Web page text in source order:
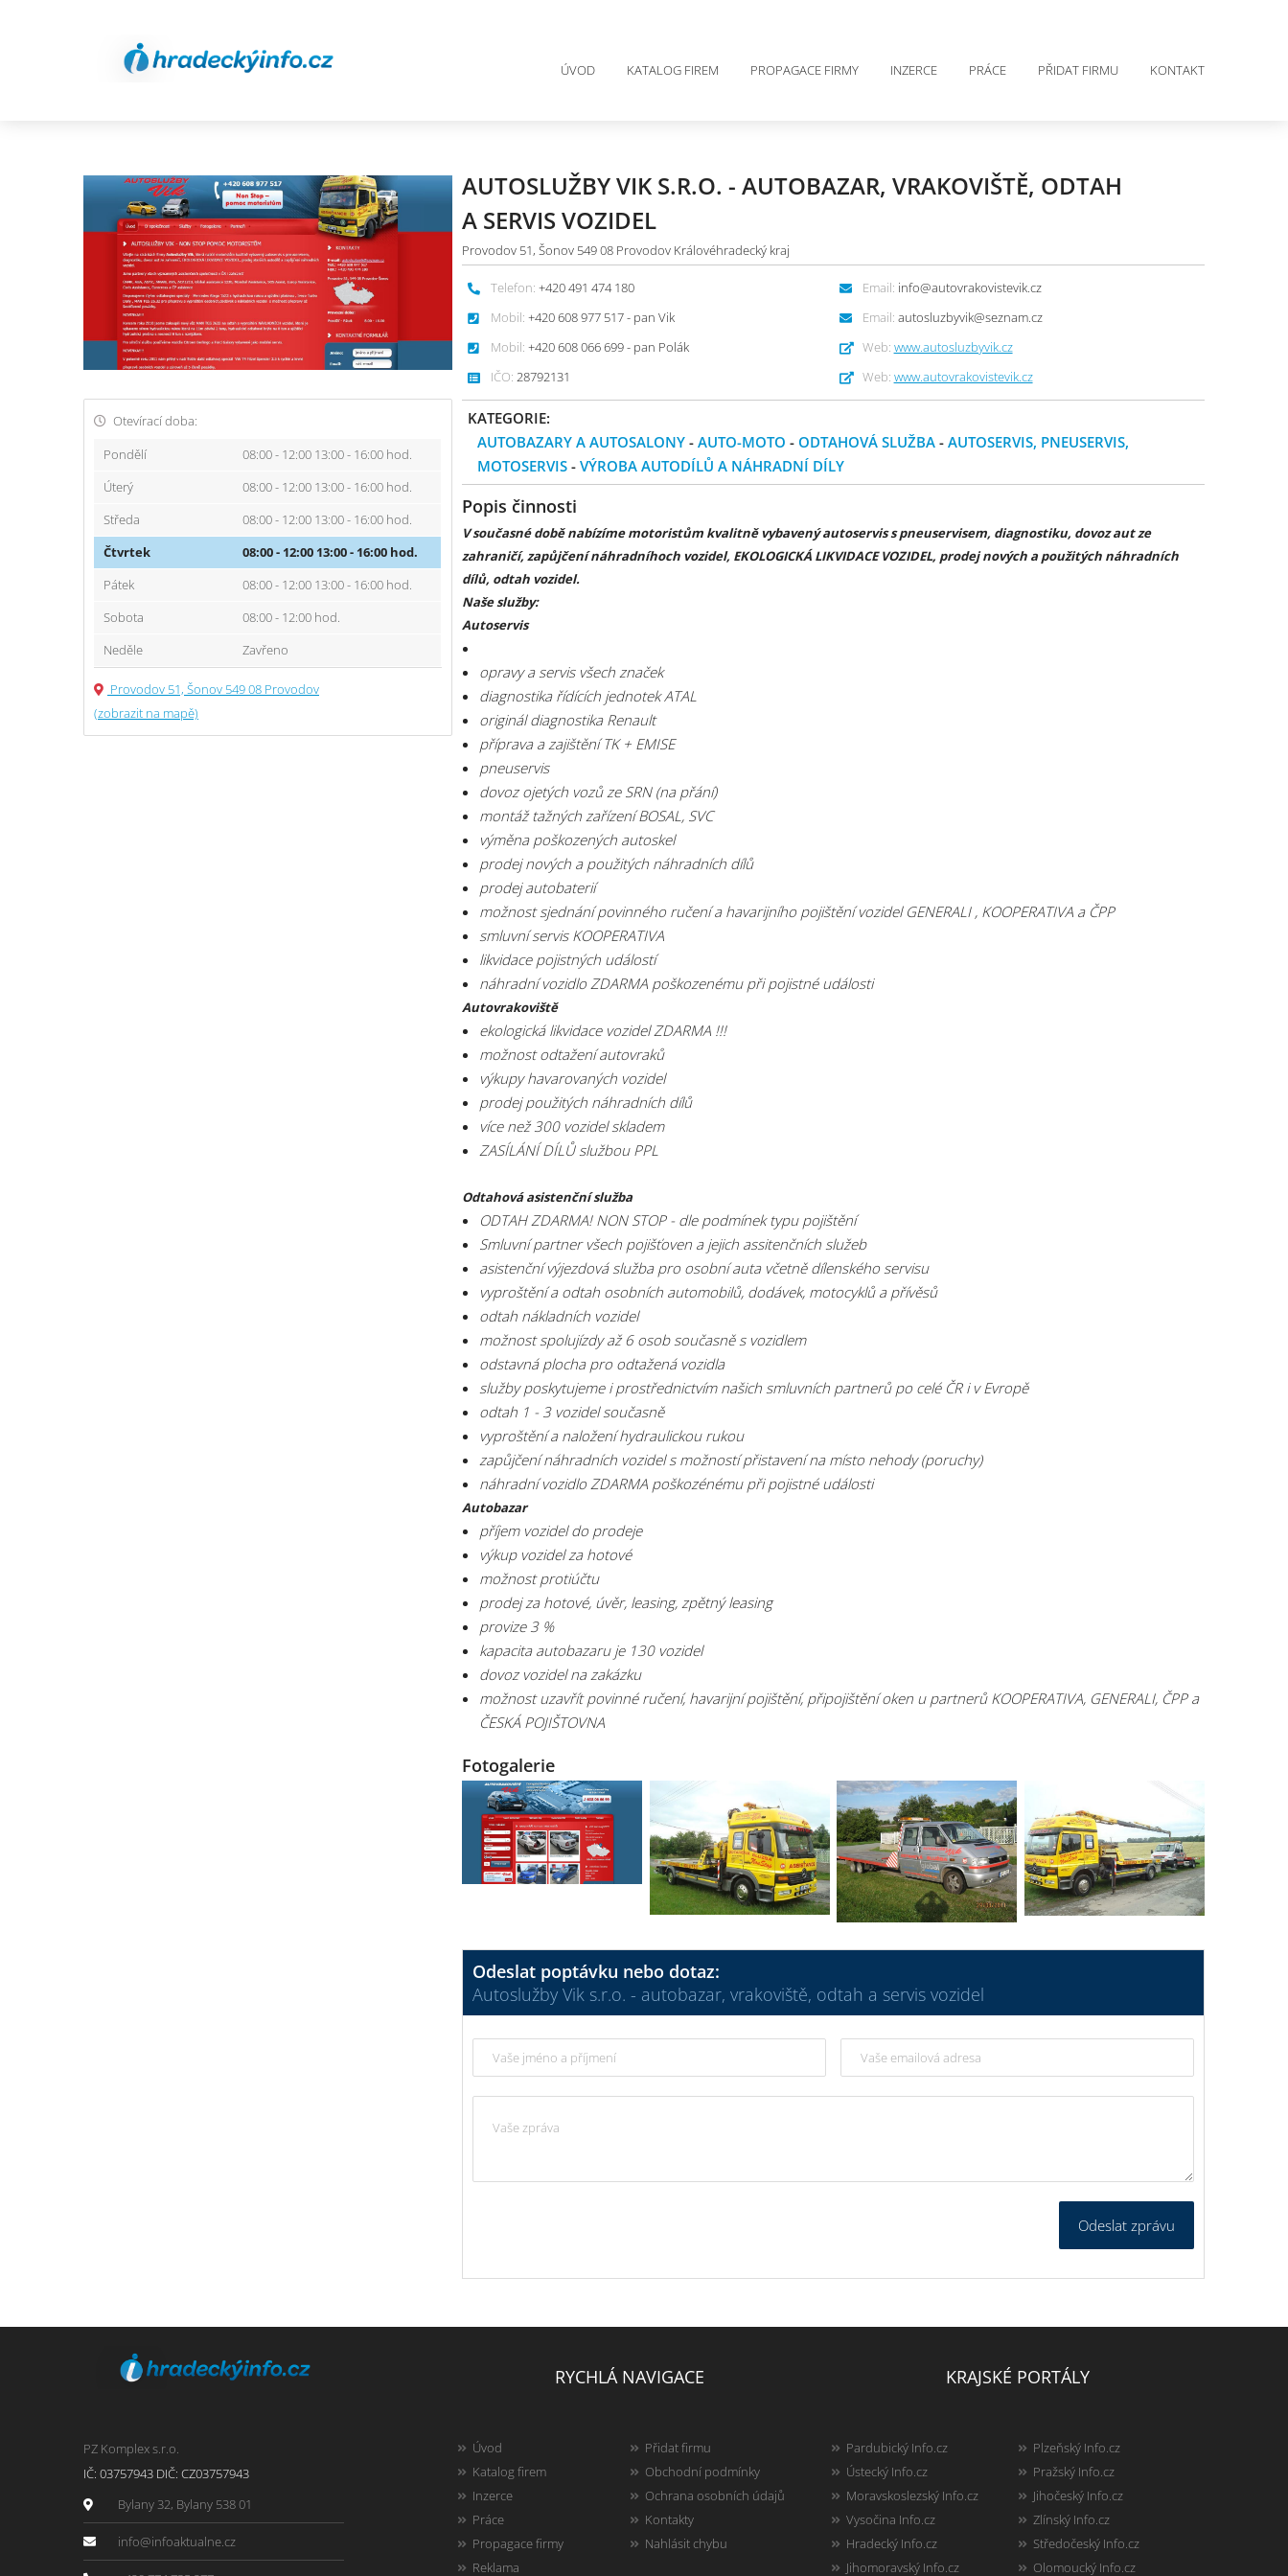
ÚVOD KATALOG FIREM PROPAGACE FIRMY INZERCE PRÁCE PŘIDAT FIRMU KONTAKT
AUTOSLUŽBY VIK S.R.O. - AUTOBAZAR, VRAKOVIŠTĚ, ODTAH
A SERVIS VOZIDEL
Provodov 51, Šonov 549 08 Provodov Královéhradecký kraj
Telefon: +420 491 474 180
Mobil: +420 608 977 517 - pan Vik
Mobil: +420 608 066 699 - pan Polák
IČO: 28792131
Email: info@autovrakovistevik.cz
Email: autosluzbyvik@seznam.cz
Web: www.autosluzbyvik.cz
Web: www.autovrakovistevik.cz
KATEGORIE:
AUTOBAZARY A AUTOSALONY -AUTO-MOTO - ODTAHOVÁ SLUŽBA -AUTOSERVIS, PNEUSERVIS,
MOTOSERVIS -VÝROBA AUTODÍLŮ A NÁHRADNÍ DÍLY
Popis činnosti
V současné době nabízíme motoristům kvalitně vybavený autoservis s pneuservisem, diagnostiku, dovoz aut ze
zahraničí, zapůjčení náhradníhoch vozidel, EKOLOGICKÁ LIKVIDACE VOZIDEL, prodej nových a použitých náhradních
dílů, odtah vozidel.
Naše služby:
Autoservis
opravy a servis všech značek
diagnostika řídících jednotek ATAL
originál diagnostika Renault
příprava a zajištění TK + EMISE
pneuservis
dovoz ojetých vozů ze SRN (na přání)
montáž tažných zařízení BOSAL, SVC
výměna poškozených autoskel
prodej nových a použitých náhradních dílů
prodej autobaterií
možnost sjednání povinného ručení a havarijního pojištění vozidel GENERALI , KOOPERATIVA a ČPP
smluvní servis KOOPERATIVA
likvidace pojistných událostí
náhradní vozidlo ZDARMA poškozenému při pojistné události
Autovrakoviště
ekologická likvidace vozidel ZDARMA !!!
možnost odtažení autovraků
výkupy havarovaných vozidel
prodej použitých náhradních dílů
více než 300 vozidel skladem
ZASÍLÁNÍ DÍLŮ službou PPL
Odtahová asistenční služba
ODTAH ZDARMA! NON STOP - dle podmínek typu pojištění
Smluvní partner všech pojišťoven a jejich assitenčních služeb
asistenční výjezdová služba pro osobní auta včetně dílenského servisu
vyproštění a odtah osobních automobilů, dodávek, motocyklů a přívěsů
odtah nákladních vozidel
možnost spolujízdy až 6 osob současně s vozidlem
odstavná plocha pro odtažená vozidla
služby poskytujeme i prostřednictvím našich smluvních partnerů po celé ČR i v Evropě
odtah 1 - 3 vozidel současně
vyproštění a naložení hydraulickou rukou
zapůjčení náhradních vozidel s možností přistavení na místo nehody (poruchy)
náhradní vozidlo ZDARMA poškozénému při pojistné události
Autobazar
příjem vozidel do prodeje
výkup vozidel za hotové
možnost protiúčtu
prodej za hotové, úvěr, leasing, zpětný leasing
provize 3 %
kapacita autobazaru je 130 vozidel
dovoz vozidel na zakázku
možnost uzavřít povinné ručení, havarijní pojištění, připojištění oken u partnerů KOOPERATIVA, GENERALI, ČPP a
ČESKÁ POJIŠTOVNA
Fotogalerie
Odeslat poptávku nebo dotaz:
Autoslužby Vik s.r.o. - autobazar, vrakoviště, odtah a servis vozidel
Odeslat zprávu
Otevírací doba:
Pondělí
08:00 - 12:00 13:00 - 16:00 hod.
Úterý
08:00 - 12:00 13:00 - 16:00 hod.
Středa
08:00 - 12:00 13:00 - 16:00 hod.
Čtvrtek
08:00 - 12:00 13:00 - 16:00 hod.
Pátek
08:00 - 12:00 13:00 - 16:00 hod.
Sobota
08:00 - 12:00 hod.
Neděle
Zavřeno
Provodov 51, Šonov 549 08 Provodov
(zobrazit na mapě)
PZ Komplex s.r.o.
IČ: 03757943 DIČ: CZ03757943
Bylany 32, Bylany 538 01
info@infoaktualne.cz
RYCHLÁ NAVIGACE
Úvod
Katalog firem
Inzerce
Práce
Propagace firmy
Reklama
Přidat firmu
Obchodní podmínky
Ochrana osobních údajů
Kontakty
Nahlásit chybu
KRAJSKÉ PORTÁLY
Pardubický Info.cz
Ústecký Info.cz
Moravskoslezský Info.cz
Vysočina Info.cz
Hradecký Info.cz
Jihomoravský Info.cz
Plzeňský Info.cz
Pražský Info.cz
Jihočeský Info.cz
Zlínský Info.cz
Středočeský Info.cz
Olomoucký Info.cz